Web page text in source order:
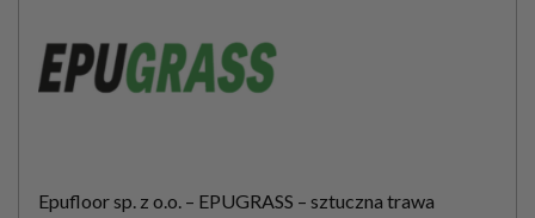
Epufloor sp. z o.o. – EPUGRASS – sztuczna trawa